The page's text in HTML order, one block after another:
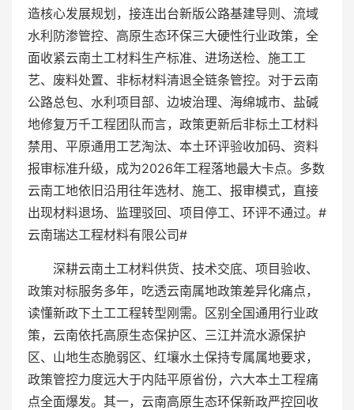
造核心发展规划，接连出台新版公路基建导则、流域
水利防渗管控、高原生态环保三大硬性行业政策，全
面收紧云南土工材料生产标准、进场送检、施工工
艺、废料处置、非标材料清退全链条管控。对于云南
公路总包、水利项目部、边坡治理、海绵城市、盐碱
地修复万千工程团队而言，政策更新后非标土工材料
禁用、平原通用工艺淘汰、本土环评验收加码、资料
报审标准升级，成为2026年工程落地最大卡点。多数
云南工地依旧沿用往年选材、施工、报审模式，直接
出现材料退场、监理驳回、项目停工、环评不通过。#
云南瑞达工程材料有限公司#
深耕云南土工材料供货、技术交底、项目验收、
政策对标服务多年，吃透云南属地政策差异化痛点，
读懂新政下土工工程转型刚需。区别全国通用行业政
策，云南依托高原生态保护区、三江并流水源保护
区、山地生态脆弱区、红壤水土保持专属属地要求，
政策管控力度远大于内陆平原省份，六大本土工程痛
点全面爆发。其一，云南高原生态环保新政严控回收